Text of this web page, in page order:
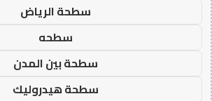
سطحة الرياض
سطحه
سطحة بين المدن
سطحة هيدروليك